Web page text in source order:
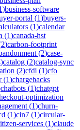
)business-software
portal (1)buyers-
(1)calendar
(1)canada-hst
2)carbon-footprint
(2)case-
)catalog (2)catalog-sync
(2)cfdi (1)cfo
(1)chargebacks
chatbots (1)chatgpt
optimization
(1)churn-
(1)cin7 (1)circular-
services (1)claude